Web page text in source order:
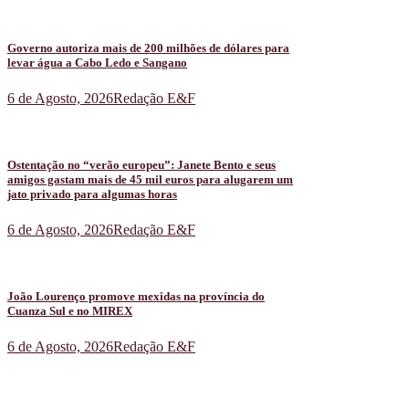
Governo autoriza mais de 200 milhões de dólares para
levar água a Cabo Ledo e Sangano
6 de Agosto, 2026Redação E&F
Ostentação no “verão europeu”: Janete Bento e seus
amigos gastam mais de 45 mil euros para alugarem um
jato privado para algumas horas
6 de Agosto, 2026Redação E&F
João Lourenço promove mexidas na província do
Cuanza Sul e no MIREX
6 de Agosto, 2026Redação E&F